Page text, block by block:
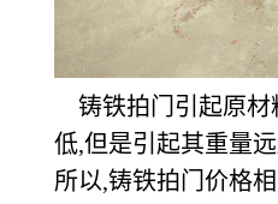
铸铁拍门引起原
低,但是引起其重量
所以,铸铁拍门价格